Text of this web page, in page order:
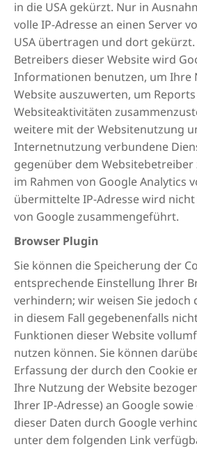
in die USA gekürzt. Nur in
volle IP-Adresse an einen Server
USA übertragen und dort
Betreibers dieser Website wird
Informationen benutzen, um Ihre
Website auszuwerten, um
Websiteaktivitäten
weitere mit der Websitenutzung
Internetnutzung verbundene
gegenüber dem
im Rahmen von Google Analytics
übermittelte IP-Adresse wird
von Google zusammengeführt.
Browser Plugin
Sie können die Speicherung der
entsprechende Einstellung Ihrer
verhindern; wir weisen Sie jedoch
in diesem Fall gegebenenfalls
Funktionen dieser Website
nutzen können. Sie können
Erfassung der durch den Cookie
Ihre Nutzung der Website
Ihrer IP-Adresse) an Google
dieser Daten durch Google
unter dem folgenden Link